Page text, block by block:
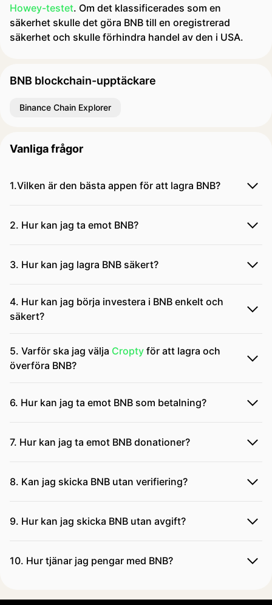
Howey-testet. Om det klassificerades som en
säkerhet skulle det göra BNB till en oregistrerad
säkerhet och skulle förhindra handel av den i USA.
BNB blockchain-upptäckare
Binance Chain Explorer
Vanliga frågor
1.Vilken är den bästa appen för att lagra BNB?
2. Hur kan jag ta emot BNB?
3. Hur kan jag lagra BNB säkert?
4. Hur kan jag börja investera i BNB enkelt och
säkert?
5. Varför ska jag välja Cropty för att lagra och
överföra BNB?
6. Hur kan jag ta emot BNB som betalning?
7. Hur kan jag ta emot BNB donationer?
8. Kan jag skicka BNB utan verifiering?
9. Hur kan jag skicka BNB utan avgift?
10. Hur tjänar jag pengar med BNB?